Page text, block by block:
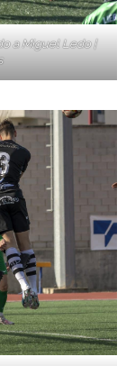
a Miguel Ledo |